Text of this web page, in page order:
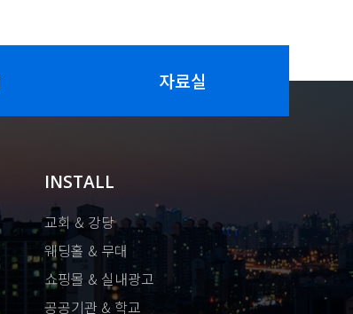
자료실
INSTALL
교회 & 강당
웨딩홀 & 무대
쇼핑몰 & 실내광고
공공기관 & 학교